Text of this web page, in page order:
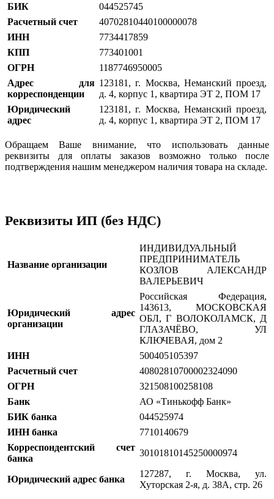
БИК
044525745
Расчетный счет
40702810440100000078
ИНН
7734417859
КПП
773401001
ОГРН
1187746950005
Адрес для
корреспонденции
123181, г. Москва, Неманский проезд,
д. 4, корпус 1, квартира ЭТ 2, ПОМ 17
Юридический
адреc
123181, г. Москва, Неманский проезд,
д. 4, корпус 1, квартира ЭТ 2, ПОМ 17
Обращаем Ваше внимание, что использовать данные
реквизиты для оплаты заказов возможно только после
подтверждения нашим менеджером наличия товара на складе.
Реквизиты ИП (без НДС)
Название организации
ИНДИВИДУАЛЬНЫЙ
ПРЕДПРИНИМАТЕЛЬ
КОЗЛОВ АЛЕКСАНДР
ВАЛЕРЬЕВИЧ
Юридический адрес
организации​​​​
Российская Федерация,
143613, МОСКОВСКАЯ
ОБЛ, Г ВОЛОКОЛАМСК, Д
ГЛАЗАЧЁВО, УЛ
КЛЮЧЕВАЯ, дом 2
ИНН
500405105397
Расчетный счет
40802810700002324090
ОГРН
321508100258108
Банк
АО «Тинькофф Банк»
БИК банка
044525974
ИНН банка
7710140679
Корреспондентский счет
банка
30101810145250000974
Юридический адрес банка
127287, г. Москва, ул.
Хуторская 2-я, д. 38А, стр. 26